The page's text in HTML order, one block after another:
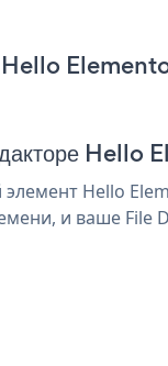
Hello
Hello
и ваше File